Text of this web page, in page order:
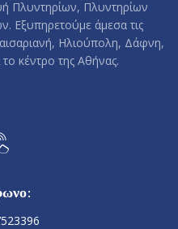
Πλυντηρίων, Πλυντηρίων
Εξυπηρετούμε άμεσα τις
Ηλιούπολη, Δάφνη,
κέντρο της Αθήνας.